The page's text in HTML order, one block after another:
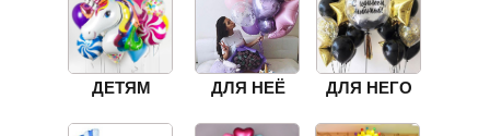
ДЛЯ НЕЁ ДЛЯ НЕГО
ДЕТЯМ